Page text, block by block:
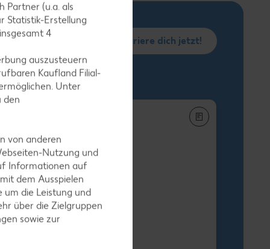
Registriere dich jetzt!
Stäbchen
XXL
Packg.
9.25) / (1 kg = 5.49
Partner (u.a. als
Statistik-Erstellung
4
auszusteuern
Kaufland Filial-
Unter
den
von anderen
Nutzung und
Informationen auf
dem Ausspielen
die Leistung und
über die Zielgruppen
sowie zur